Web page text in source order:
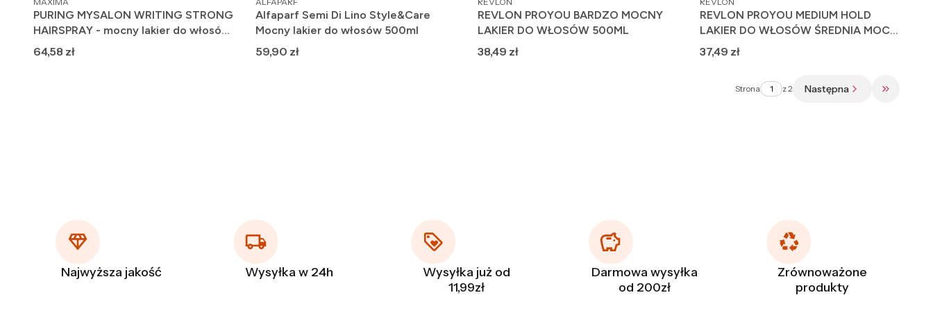
PURING MYSALON WRITING STRONG
HAIRSPRAY - mocny lakier do włosów
500ml
Cena
64,58 zł
Alfaparf Semi Di Lino Style&Care
Mocny lakier do włosów 500ml
Cena
59,90 zł
REVLON PROYOU BARDZO MOCNY
LAKIER DO WŁOSÓW 500ML
Cena
38,49 zł
REVLON PROYOU MEDIUM HOLD
LAKIER DO WŁOSÓW ŚREDNIA MOC
UTRWALENIA 500ML
Cena
37,49 zł
Strona z 2 Następna Przejdź
Najwyższa jakość Wysyłka w 24h
Wysyłka już od
11,99zł
Darmowa wysyłka
od 200zł
Zrównoważone
produkty